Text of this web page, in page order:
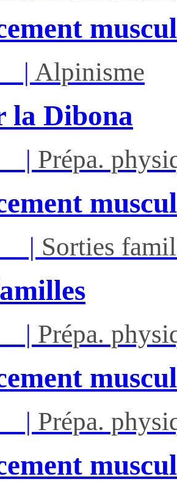
| Alpinisme
la Dibona
| Prépa.
| Sorties
| Prépa.
| Prépa.